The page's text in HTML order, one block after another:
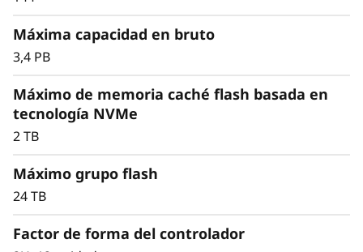
crecimiento flexible.
Máxima capacidad en bruto
3,4 PB
Máximo de memoria caché flash basada en
tecnología NVMe
2 TB
Máximo grupo flash
24 TB
Factor de forma del controlador